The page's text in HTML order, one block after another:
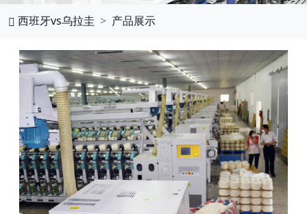
西班牙vs乌拉圭 产品展示